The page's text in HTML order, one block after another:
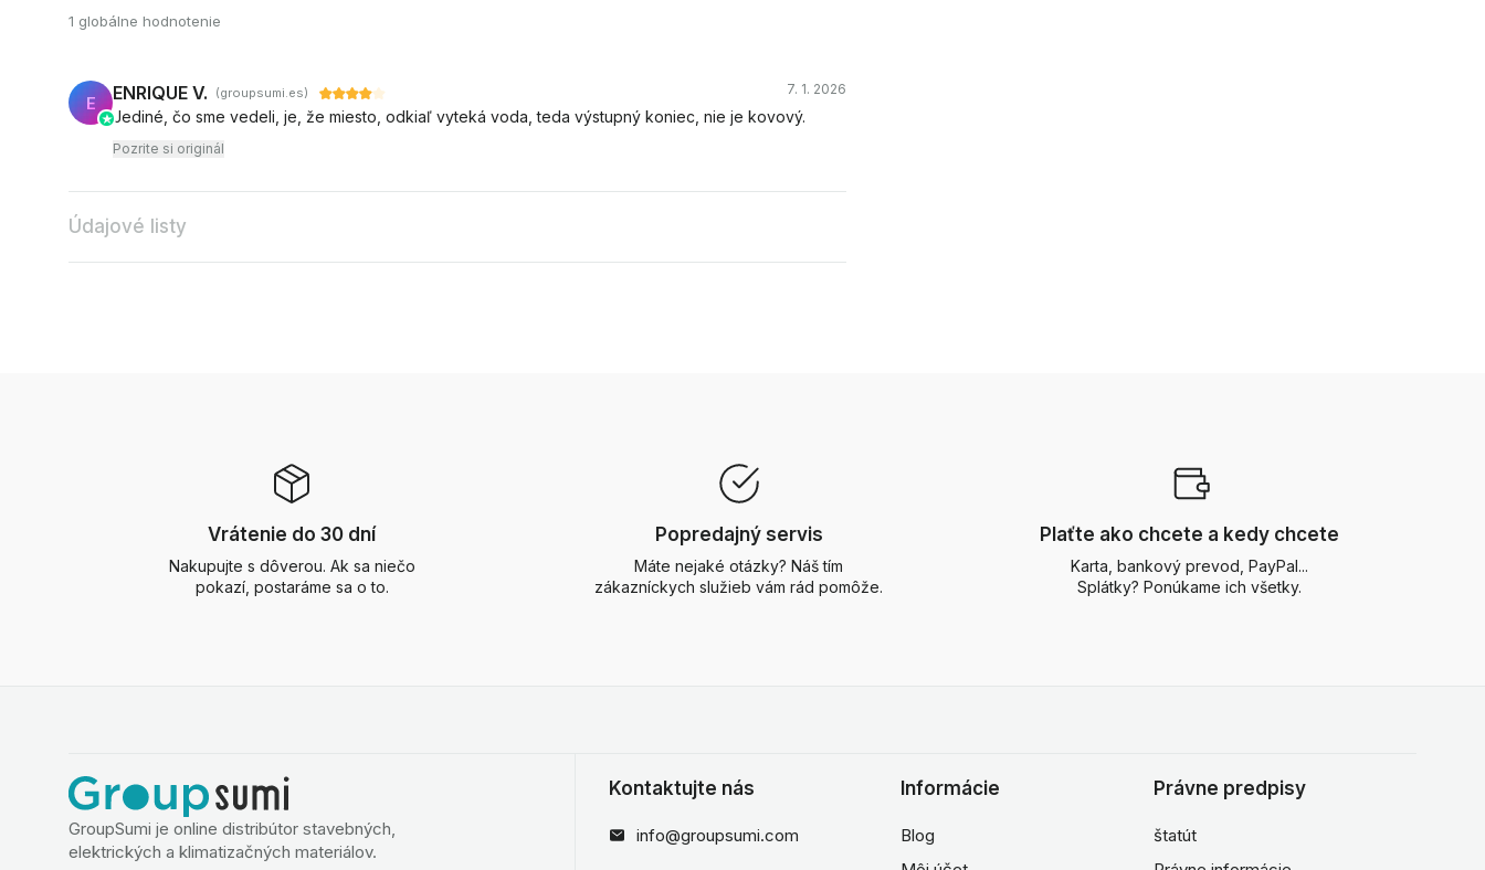
1 globálne hodnotenie
E ENRIQUE V. (groupsumi.es) 7. 1. 2026
Jediné, čo sme vedeli, je, že miesto, odkiaľ vyteká voda, teda výstupný koniec, nie je kovový.
Pozrite si originál
Údajové listy
Vrátenie do 30 dní
Nakupujte s dôverou. Ak sa niečo
pokazí, postaráme sa o to.
Popredajný servis
Máte nejaké otázky? Náš tím
zákazníckych služieb vám rád pomôže.
Plaťte ako chcete a kedy chcete
Karta, bankový prevod, PayPal...
Splátky? Ponúkame ich všetky.
GroupSumi je online distribútor stavebných,
elektrických a klimatizačných materiálov.
Kontaktujte nás
info@groupsumi.com
Informácie
Blog
Právne predpisy
štatút